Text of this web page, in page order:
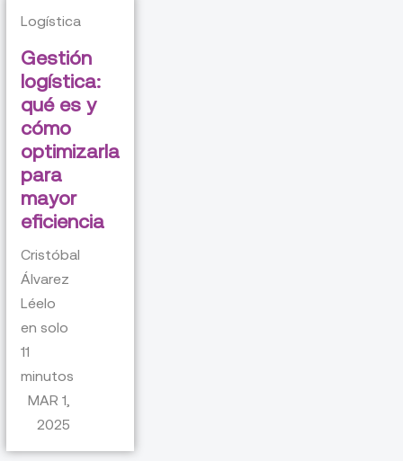
Logística
Gestión
logística:
qué es y
cómo
optimizarla
para
mayor
eficiencia
Cristóbal
Álvarez
Léelo
en solo
11
minutos
MAR 1,
2025